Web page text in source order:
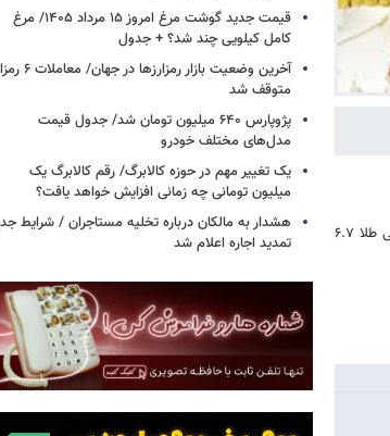
بر همین اساس، هر گرم طلای ۱۸عیار با افزایش ۴۳۴ هزار تومانی، ۶ میلیون و ۸۱۱ هزار تومان شد. این یعنی طلا ۶.۷
قیمت جدید گوشت مرغ امروز ۱۵ مرداد ۱۴۰۵/ مرغ
کامل کیلویی چند شد؟ + جدول
آخرین وضعیت بازار رمزارزها
متوقف شد
پژوپارس ۶۴۰ میلیون تومان شد/ جدول قیمت
مدل‌های مختلف خودرو
یک تغییر مهم در حوزه کالابرگ/ رقم کالابرگ یک
میلیون تومانی چه زمانی افزایش خواهد یافت؟
هشدار به مالکان درباره تخلیه مستاجران / شرایط
تمدید اجاره اعلام شد